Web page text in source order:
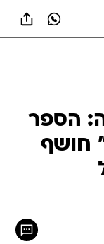
הספר
חושף